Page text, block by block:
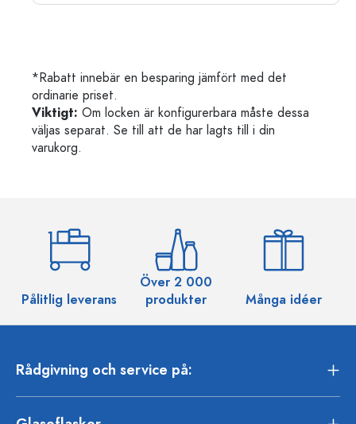
*Rabatt innebär en besparing jämfört med det
ordinarie priset.
Viktigt: Om locken är konfigurerbara måste dessa
väljas separat. Se till att de har lagts till i din
varukorg.
Pålitlig leverans
Över 2 000
produkter
Många idéer
Rådgivning och service på: